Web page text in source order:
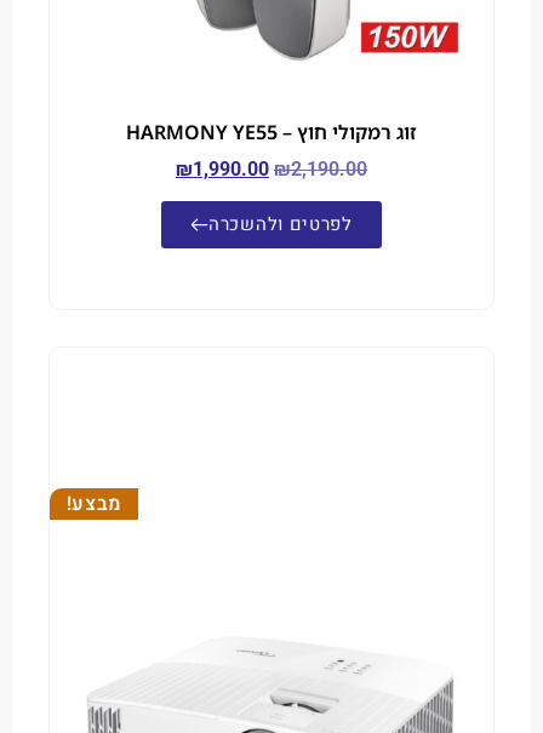
זוג רמקולי חוץ – HARMONY YE55
₪
₪1,990.00
לפרטים ולהשכרה